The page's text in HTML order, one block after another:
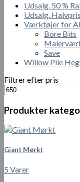
Udsalg. 50 %
Udsalg.
Værktøjer for
Bore Bits
Save
Willow Pile
Filtrer efter pris
Mindste
pris
Produkter
Giant Mørkt
5 Varer